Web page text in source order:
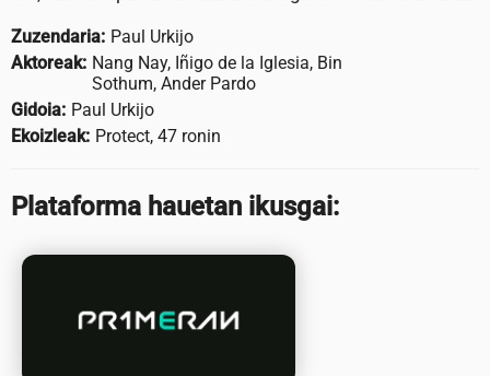
Zuzendaria: Paul Urkijo
Aktoreak: Nang Nay, Iñigo de la Iglesia, Bin
Sothum, Ander Pardo
Gidoia: Paul Urkijo
Ekoizleak: Protect, 47 ronin
Plataforma hauetan ikusgai: